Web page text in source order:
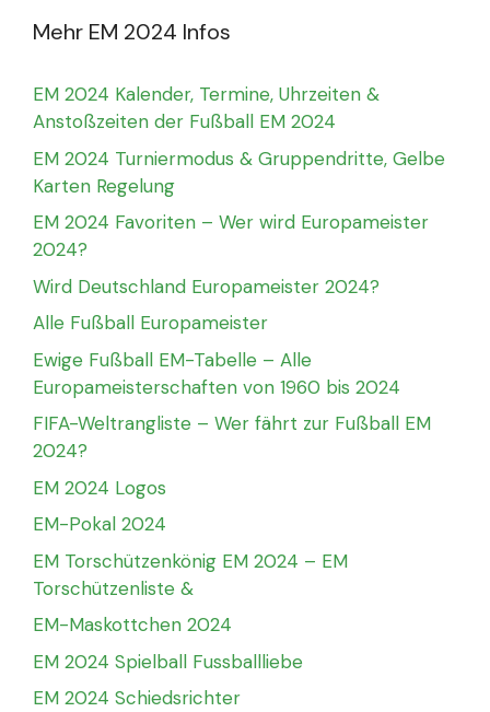
Mehr EM 2024 Infos
EM 2024 Kalender, Termine, Uhrzeiten &
Anstoßzeiten der Fußball EM 2024
EM 2024 Turniermodus & Gruppendritte, Gelbe
Karten Regelung
EM 2024 Favoriten – Wer wird Europameister
2024?
Wird Deutschland Europameister 2024?
Alle Fußball Europameister
Ewige Fußball EM-Tabelle – Alle
Europameisterschaften von 1960 bis 2024
FIFA-Weltrangliste – Wer fährt zur Fußball EM
2024?
EM 2024 Logos
EM-Pokal 2024
EM Torschützenkönig EM 2024 – EM
Torschützenliste &
EM-Maskottchen 2024
EM 2024 Spielball Fussballliebe
EM 2024 Schiedsrichter